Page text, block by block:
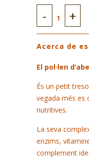
Polen
quantity
Acerca de
El pol·len
És un petit
vegada més es
nutritives.
La seva
enzims,
complement